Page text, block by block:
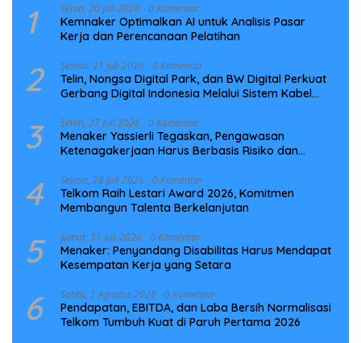
1 Senin, 20 Juli 2026 0 Komentar
Kemnaker Optimalkan AI untuk Analisis Pasar
Kerja dan Perencanaan Pelatihan
2 Selasa, 21 Juli 2026 0 Komentar
Telin, Nongsa Digital Park, dan BW Digital Perkuat
Gerbang Digital Indonesia Melalui Sistem Kabel
3 Senin, 27 Juli 2026 0 Komentar
Menaker Yassierli Tegaskan, Pengawasan
Ketenagakerjaan Harus Berbasis Risiko dan
4 Selasa, 28 Juli 2026 0 Komentar
Telkom Raih Lestari Award 2026, Komitmen
Membangun Talenta Berkelanjutan
5 Jumat, 31 Juli 2026 0 Komentar
Menaker: Penyandang Disabilitas Harus Mendapat
Kesempatan Kerja yang Setara
6 Sabtu, 1 Agustus 2026 0 Komentar
Pendapatan, EBITDA, dan Laba Bersih Normalisasi
Telkom Tumbuh Kuat di Paruh Pertama 2026